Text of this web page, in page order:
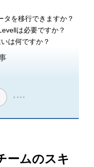
タを移行できますか？
は必要ですか？
は何ですか？
ームのスキ